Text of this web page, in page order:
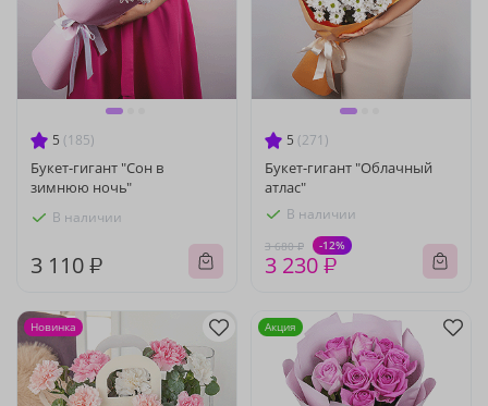
5 (185)
Букет-гигант "Сон в
зимнюю ночь"
В наличии
3 110 ₽
5 (271)
Букет-гигант "Облачный
атлас"
В наличии
3 680 ₽ -12%
3 230 ₽
Новинка Акция